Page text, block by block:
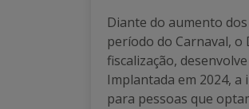
Diante do aumento
período do Carnaval, o
fiscalização,
Implantada em 2024,
para pessoas que